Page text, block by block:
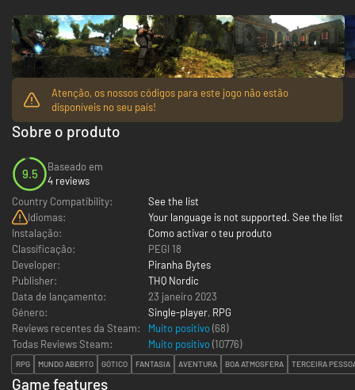
Atenção, os nossos códigos para este jogo não estão
disponíveis no seu país!
Sobre o produto
9.5
Baseado em
4 reviews
Country Compatibility:
See the list
Idiomas:
Your language is not supported. See the list
Instalação:
Como activar o teu produto
Classificação:
PEGI 18
Developer:
Piranha Bytes
Publisher:
THQ Nordic
Data de lançamento:
23 janeiro 2023
Género:
Single-player, RPG
Reviews recentes da Steam:
Muito positivo(68)
Todas Reviews Steam:
Muito positivo(10776)
RPG MUNDO ABERTO GÓTICO FANTASIA AVENTURA BOA ATMOSFERA TERCEIRA
Game features